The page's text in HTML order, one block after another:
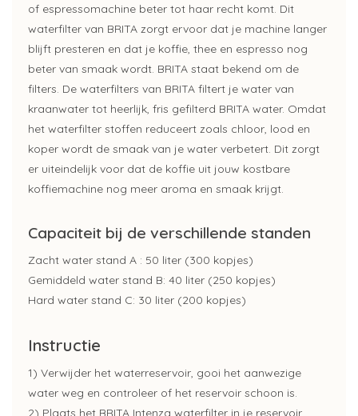
of espressomachine beter tot haar recht komt. Dit
waterfilter van BRITA zorgt ervoor dat je machine langer
blijft presteren en dat je koffie, thee en espresso nog
beter van smaak wordt. BRITA staat bekend om de
filters. De waterfilters van BRITA filtert je water van
kraanwater tot heerlijk, fris gefilterd BRITA water. Omdat
het waterfilter stoffen reduceert zoals chloor, lood en
koper wordt de smaak van je water verbetert. Dit zorgt
er uiteindelijk voor dat de koffie uit jouw kostbare
koffiemachine nog meer aroma en smaak krijgt.
Capaciteit bij de verschillende standen
Zacht water stand A : 50 liter (300 kopjes)
Gemiddeld water stand B: 40 liter (250 kopjes)
Hard water stand C: 30 liter (200 kopjes)
Instructie
1) Verwijder het waterreservoir, gooi het aanwezige
water weg en controleer of het reservoir schoon is.
2) Plaats het BRITA Intenza waterfilter in je reservoir.